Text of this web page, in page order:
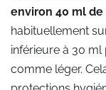
environ 40 ml
habituellement
inférieure à 30
comme léger.